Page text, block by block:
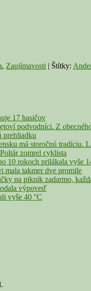
, Zaujímavosti | Štítky:
17 hasičov
podvodníci. Z
prehliadku
má storočnú tradíciu.
zomrel cyklista
10 rokoch prilákala vyše
takmer dve promile
na piknik zadarmo,
výpoveď
vyše 40 °C